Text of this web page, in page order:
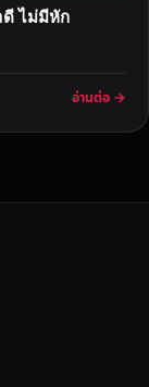
ดี ไม่มีหัก
อ่านต่อ →